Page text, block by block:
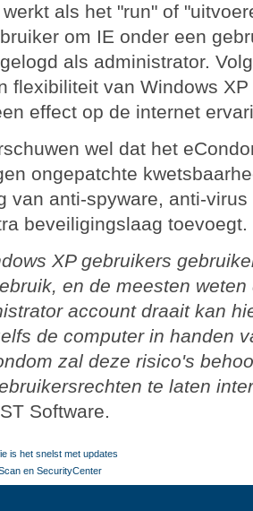
als het "run" of
om IE onder een
als administrator.
flexibiliteit van Windows
effect op de internet
wel dat het
ongepatchte
van anti-spyware, anti-
beveiligingslaag toevoegt.
XP gebruikers
en de meesten
account draait kan
de computer in handen
zal deze risico's
te laten
Software.
is het snelst met updates
en SecurityCenter